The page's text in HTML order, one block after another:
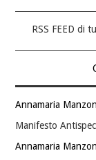
RSS FEED di
Annamaria
Manifesto
Annamaria